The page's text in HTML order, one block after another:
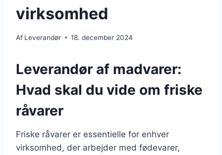
virksomhed
Af Leverandør 18. december 2024
Leverandør af madvarer:
Hvad skal du vide om friske
råvarer
Friske råvarer er essentielle for enhver
virksomhed, der arbejder med fødevarer,